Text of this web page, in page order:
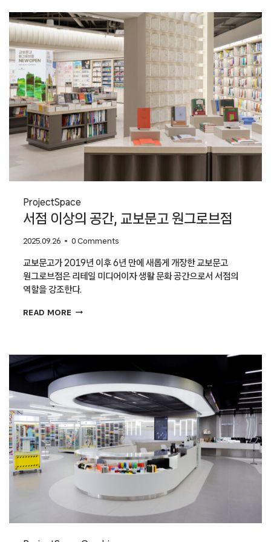
〈파이카:
종이
위의
풍경들〉
전
ProjectSpace
서점 이상의 공간, 교보문고 원그로브점
2025.09.26 0 Comments
교보문고가 2019년 이후 6년 만에 새롭게 개장한 교보문고
원그로브점은 리테일 미디어이자 생활 문화 공간으로서 서점의
역할을 강조한다.
READ MORE 서점